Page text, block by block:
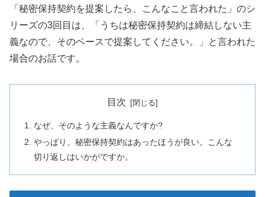
「秘密保持契約を提案したら、こんなこと言われた」のシ
リーズの3回目は、「うちは秘密保持契約は締結しない主
義なので、そのベースで提案してください。」と言われた
場合のお話です。
目次
なぜ、そのような主義なんですか?
やっぱり、秘密保持契約はあったほうが良い。こんな
切り返しはいかがですか。